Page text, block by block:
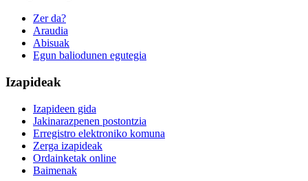
Zer da?
Araudia
Abisuak
Egun baliodunen egutegia
Izapideak
Izapideen gida
Jakinarazpenen postontzia
Erregistro elektroniko komuna
Zerga izapideak
Ordainketak online
Baimenak